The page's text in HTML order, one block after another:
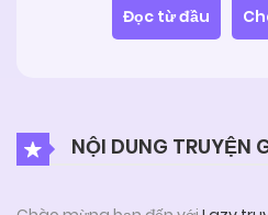
Đọc từ đầu
NỘI DUNG TRUYỆN